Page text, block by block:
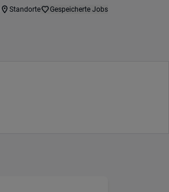
Standorte Gespeicherte Jobs